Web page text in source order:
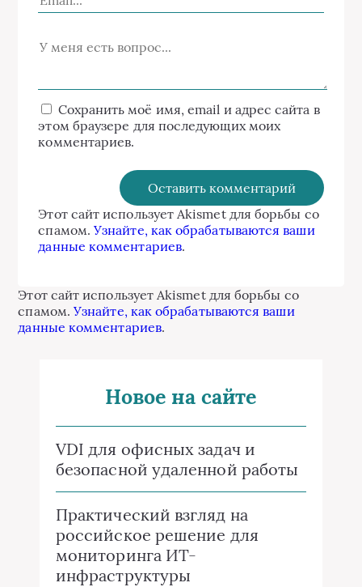
Сохранить моё имя, email и адрес сайта в
этом браузере для последующих моих
комментариев.
Этот сайт использует Akismet для борьбы со
спамом.Узнайте, как обрабатываются ваши
данные комментариев.
Этот сайт использует Akismet для борьбы со
спамом.Узнайте, как обрабатываются ваши
данные комментариев.
Новое на сайте
VDI для офисных задач и
безопасной удаленной работы
Практический взгляд на
российское решение для
мониторинга ИТ-
инфраструктуры